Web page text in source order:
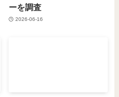
ーを調査
2026-06-16